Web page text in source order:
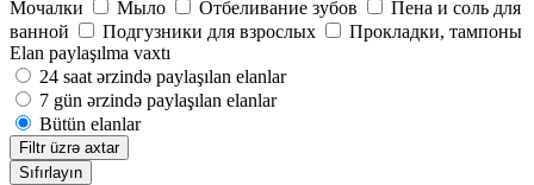
Мочалки
Мыло Отбеливание зубов
Пена и соль для
ванной
Подгузники для взрослых
Прокладки, тампоны
Elan paylaşılma vaxtı
24 saat ərzində paylaşılan elanlar
7 gün ərzində paylaşılan elanlar
Bütün elanlar
Filtr üzrə axtar
Sıfırlayın